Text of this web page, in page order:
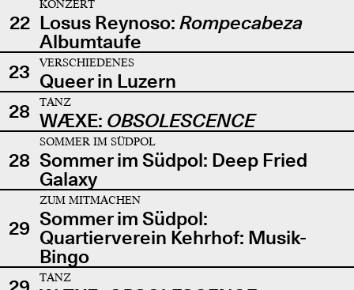
22
KONZERT
Losus Reynoso: Rompecabeza
Albumtaufe
23
VERSCHIEDENES
Queer in Luzern
28
TANZ
WÆXE: OBSOLESCENCE
28
SOMMER IM SÜDPOL
Sommer im Südpol: Deep Fried
Galaxy
29
ZUM MITMACHEN
Sommer im Südpol:
Quartierverein Kehrhof: Musik-
Bingo
TANZ